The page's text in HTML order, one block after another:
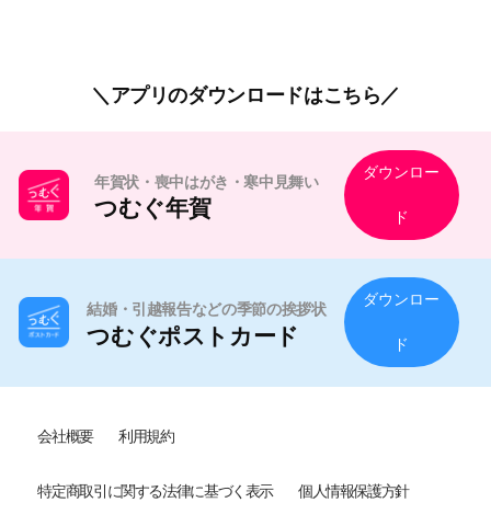
アプリのダウンロードはこちら
年賀状・喪中はがき・寒中見舞い
つむぐ年賀
ダウンロー
ド
結婚・引越報告などの季節の挨拶状
つむぐポストカード
ダウンロー
ド
会社概要 利用規約
特定商取引に関する法律に基づく表示 個人情報保護方針